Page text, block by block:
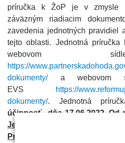
príručka k ŽoP je v zmysle
záväzným riadiacim
zavedenia jednotných pravidiel
tejto oblasti. Jednotná
webovom
https://
dokumenty/a webovom
EVS
https://
dokumenty/. Jednotná
účinnosť
dňa 17.06.2022 .Od
Jednotnej príručky k ŽoP,
Prijímatelia,
ktorí sú v